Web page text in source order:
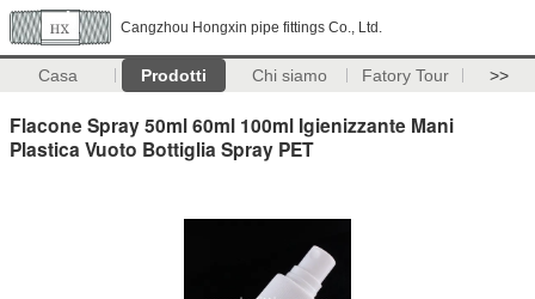
Cangzhou Hongxin pipe fittings Co., Ltd.
Casa Prodotti Chi siamo Fatory Tour >>
Flacone Spray 50ml 60ml 100ml Igienizzante Mani
Plastica Vuoto Bottiglia Spray PET